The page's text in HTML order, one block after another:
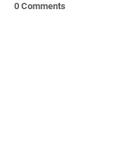
0 Comments